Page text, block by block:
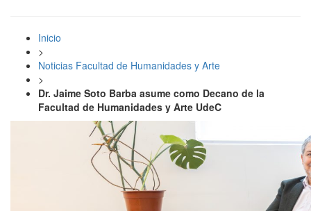
Inicio
>
Noticias Facultad de Humanidades y Arte
>
Dr. Jaime Soto Barba asume como Decano de la
Facultad de Humanidades y Arte UdeC